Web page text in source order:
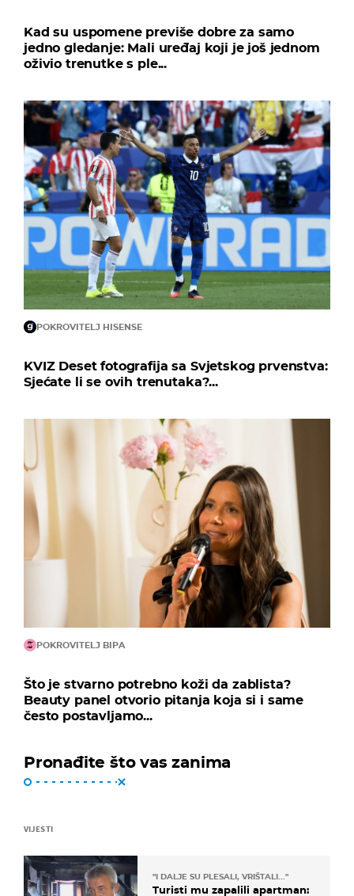
Kad su uspomene previše dobre za samo
jedno gledanje: Mali uređaj koji je još jednom
oživio trenutke s ple...
POKROVITELJ HISENSE
KVIZ Deset fotografija sa Svjetskog prvenstva:
Sjećate li se ovih trenutaka?...
POKROVITELJ BIPA
Što je stvarno potrebno koži da zablista?
Beauty panel otvorio pitanja koja si i same
često postavljamo...
Pronađite što vas zanima
VIJESTI
"I DALJE SU PLESALI, VRIŠTALI..."
Turisti mu zapalili apartman: